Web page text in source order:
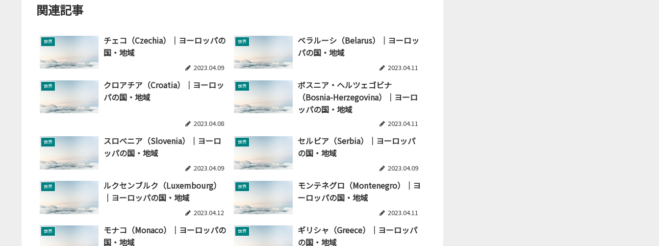
関連記事
世界
チェコ（Czechia）｜ヨーロッパの
国・地域
2023.04.09
世界
ベラルーシ（Belarus）｜ヨーロッ
パの国・地域
2023.04.11
世界
クロアチア（Croatia）｜ヨーロッ
パの国・地域
2023.04.08
世界
ボスニア・ヘルツェゴビナ
（Bosnia-Herzegovina）｜ヨーロ
ッパの国・地域
2023.04.11
世界
スロベニア（Slovenia）｜ヨーロ
ッパの国・地域
2023.04.09
世界
セルビア（Serbia）｜ヨーロッパ
の国・地域
2023.04.09
世界
ルクセンブルク（Luxembourg）
｜ヨーロッパの国・地域
2023.04.12
世界
モンテネグロ（Montenegro）｜ヨ
ーロッパの国・地域
2023.04.11
世界
モナコ（Monaco）｜ヨーロッパの
国・地域
世界
ギリシャ（Greece）｜ヨーロッパ
の国・地域